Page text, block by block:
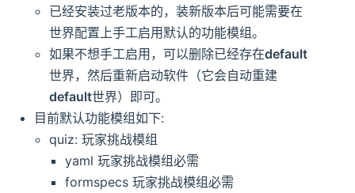
已经安装过老版本的，装新版本后可能需要在
世界配置上手工启用默认的功能模组。
如果不想手工启用，可以删除已经存在default
世界，然后重新启动软件（它会自动重建
default世界）即可。
目前默认功能模组如下:
quiz: 玩家挑战模组
yaml 玩家挑战模组必需
formspecs 玩家挑战模组必需